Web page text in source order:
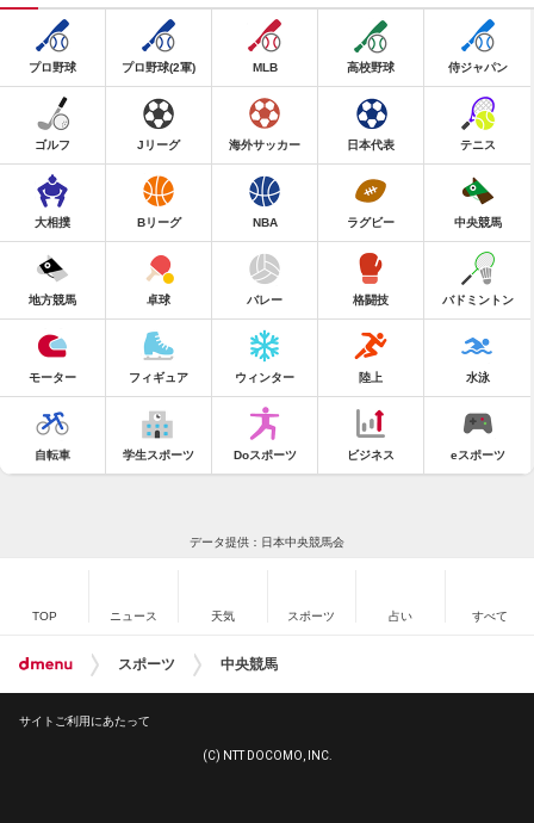
プロ野球 プロ野球(2軍) MLB 高校野球 侍ジャパン
ゴルフ Jリーグ 海外サッカー 日本代表 テニス
大相撲 Bリーグ NBA ラグビー 中央競馬
地方競馬 卓球 バレー 格闘技 バドミントン
モーター フィギュア ウィンター 陸上 水泳
自転車 学生スポーツ Doスポーツ ビジネス eスポーツ
データ提供：日本中央競馬会
TOP ニュース 天気 スポーツ 占い すべて
スポーツ 中央競馬
サイトご利用にあたって
(C) NTT DOCOMO, INC.